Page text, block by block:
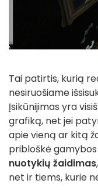
Tai patirtis, kurią
nesiruošiame
Įsikūnijimas yra
grafiką, net jei
apie vieną ar kitą
pribloškė
nuotykių žaidimas
net ir tiems, kurie